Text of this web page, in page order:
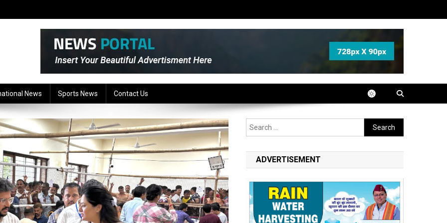
News Sports News Contact Us
Search
for:
ADVERTISEMENT